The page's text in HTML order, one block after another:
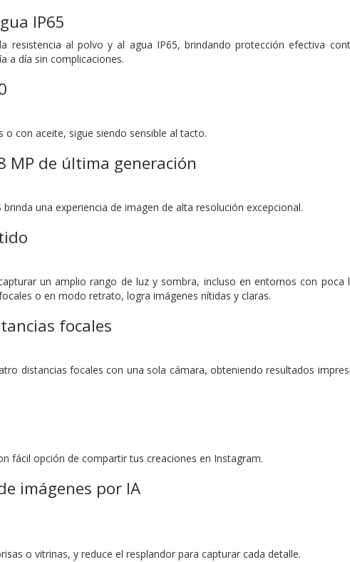
IP65
resistencia al polvo y al agua IP65, brindando protección efectiva
a día sin complicaciones.
con aceite, sigue siendo sensible al tacto.
MP de última generación
una experiencia de imagen de alta resolución excepcional.
un amplio rango de luz y sombra, incluso en entornos con poca
o en modo retrato, logra imágenes nítidas y claras.
focales
distancias focales con una sola cámara, obteniendo resultados
fácil opción de compartir tus creaciones en Instagram.
imágenes por IA
o vitrinas, y reduce el resplandor para capturar cada detalle.